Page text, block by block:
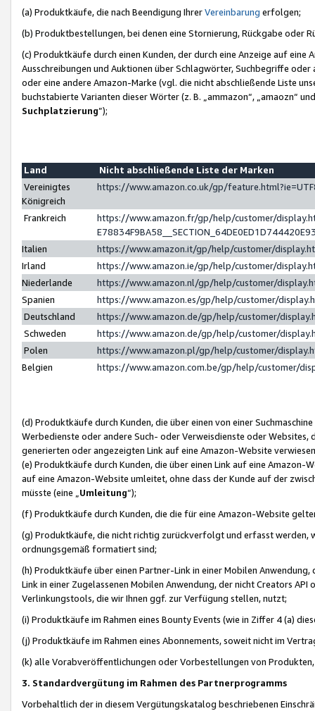
(a) Produktkäufe, die nach Beendigung IhrerVereinbarung erfolgen;
(b) Produktbestellungen, bei denen eine Stornierung, Rückgabe oder
(c) Produktkäufe durch einen Kunden, der durch eine Anzeige auf
Ausschreibungen und Auktionen über Schlagwörter, Suchbegriffe
oder eine andere Amazon-Marke (vgl. die nicht abschließende Liste
buchstabierte Varianten dieser Wörter (z. B. „ammazon“, „amaozn“
Suchplatzierung”);
Land
Nicht abschließende Liste der Marken
Vereinigtes
Königreich
https://www.amazon.co.uk/gp/
Frankreich
https://www.amazon.fr/gp/help/customer/
Italien
https://www.amazon.it/gp/help/customer/
Irland
https://www.amazon.ie/gp/help/customer/
Niederlande
https://www.amazon.nl/gp/help/customer/
Spanien
https://www.amazon.es/gp/help/customer/
Deutschland
https://www.amazon.de/gp/help/customer/
Schweden
https://www.amazon.de/gp/help/customer/
Polen
https://www.amazon.pl/gp/help/customer/
Belgien
https://www.amazon.com.be/gp/help/customer/
(d) Produktkäufe durch Kunden, die über einen von einer
Werbedienste oder andere Such- oder Verweisdienste oder Websites,
generierten oder angezeigten Link auf eine Amazon-Website
(e) Produktkäufe durch Kunden, die über einen Link auf eine
auf eine Amazon-Website umleitet, ohne dass der Kunde auf der
müsste (eine „ Umleitung“);
(f) Produktkäufe durch Kunden, die die für eine Amazon-Website
(g) Produktkäufe, die nicht richtig zurückverfolgt und erfasst werden,
ordnungsgemäß formatiert sind;
(h) Produktkäufe über einen Partner-Link in einer Mobilen
Link in einer Zugelassenen Mobilen Anwendung, der nicht Creators
Verlinkungstools, die wir Ihnen ggf. zur Verfügung stellen, nutzt;
(i) Produktkäufe im Rahmen eines Bounty Events (wie in Ziffer 4 (a)
(j) Produktkäufe im Rahmen eines Abonnements, soweit nicht im
(k) alle Vorabveröffentlichungen oder Vorbestellungen von
3. Standardvergütung im Rahmen des Partnerprogramms
Vorbehaltlich der in diesem Vergütungskatalog beschriebenen